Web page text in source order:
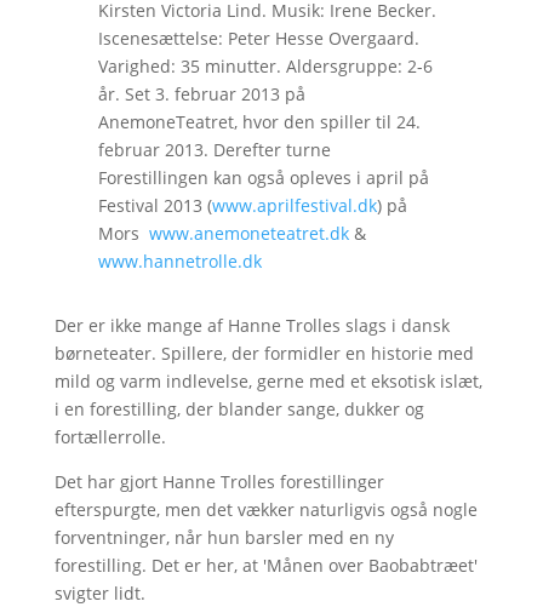
Kirsten Victoria Lind. Musik: Irene Becker.
Iscenesættelse: Peter Hesse Overgaard.
Varighed: 35 minutter. Aldersgruppe: 2-6
år. Set 3. februar 2013 på
AnemoneTeatret, hvor den spiller til 24.
februar 2013. Derefter turne
Forestillingen kan også opleves i april på
Festival 2013 (www.aprilfestival.dk) på
Mors www.anemoneteatret.dk&
www.hannetrolle.dk
Der er ikke mange af Hanne Trolles slags i dansk
børneteater. Spillere, der formidler en historie med
mild og varm indlevelse, gerne med et eksotisk islæt,
i en forestilling, der blander sange, dukker og
fortællerrolle.
Det har gjort Hanne Trolles forestillinger
efterspurgte, men det vækker naturligvis også nogle
forventninger, når hun barsler med en ny
forestilling. Det er her, at 'Månen over Baobabtræet'
svigter lidt.